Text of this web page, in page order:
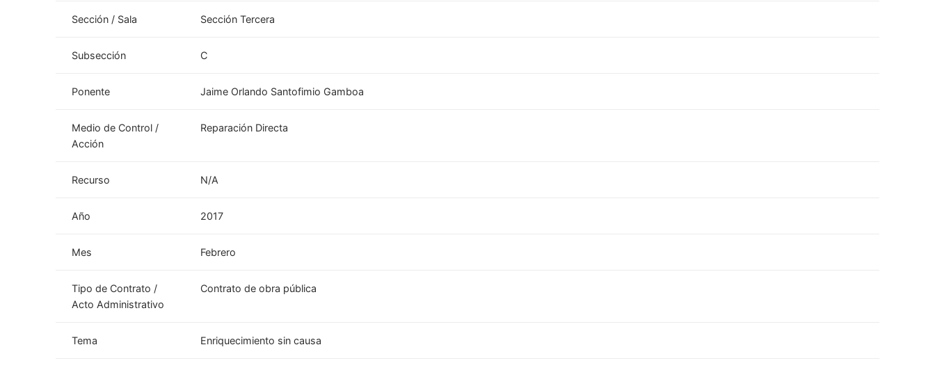
Sección / Sala Sección Tercera
Subsección C
Ponente Jaime Orlando Santofimio Gamboa
Medio de Control /
Acción
Reparación Directa
Recurso N/A
Año 2017
Mes Febrero
Tipo de Contrato /
Acto Administrativo
Contrato de obra pública
Tema Enriquecimiento sin causa